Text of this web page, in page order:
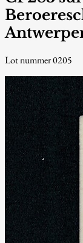
Lot nummer 0205